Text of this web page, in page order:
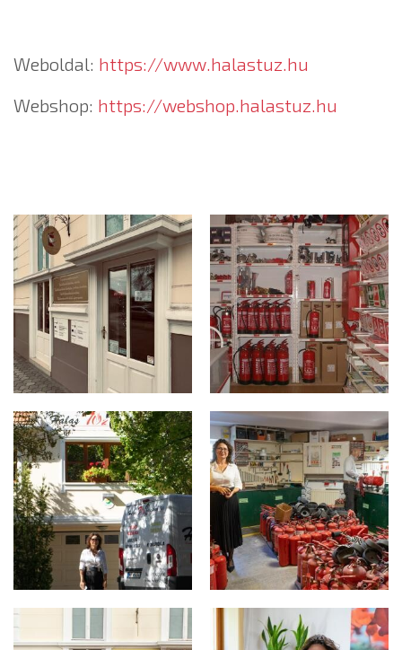
Weboldal: https://www.halastuz.hu
Webshop: https://webshop.halastuz.hu